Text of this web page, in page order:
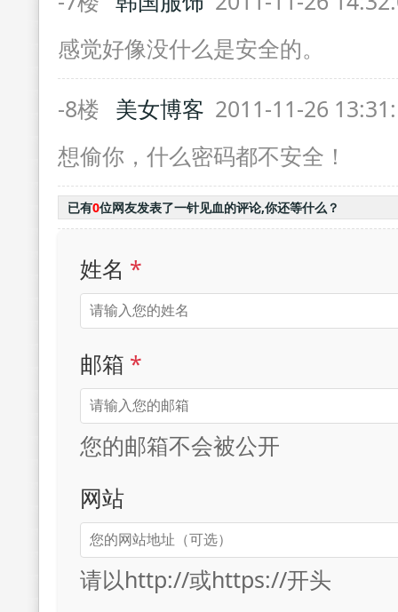
感觉好像没什么是安全的。
-8楼 美女博客 2011-11-26
想偷你，什么密码都不安全！
已有0位网友发表了一针见血的评论,你还等什么？
姓名 *
邮箱 *
您的邮箱不会被公开
网站
请以http://或https://开头